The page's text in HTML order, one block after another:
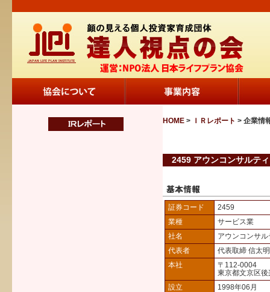
HOME > ＩＲレポート > 企業情
2459 アウンコンサルテ
証券コード
2459
業種
サービス業
社名
アウンコンサ
代表者
代表取締 信太明
本社
〒112-0004
東京都文京区
設立
1998年06月